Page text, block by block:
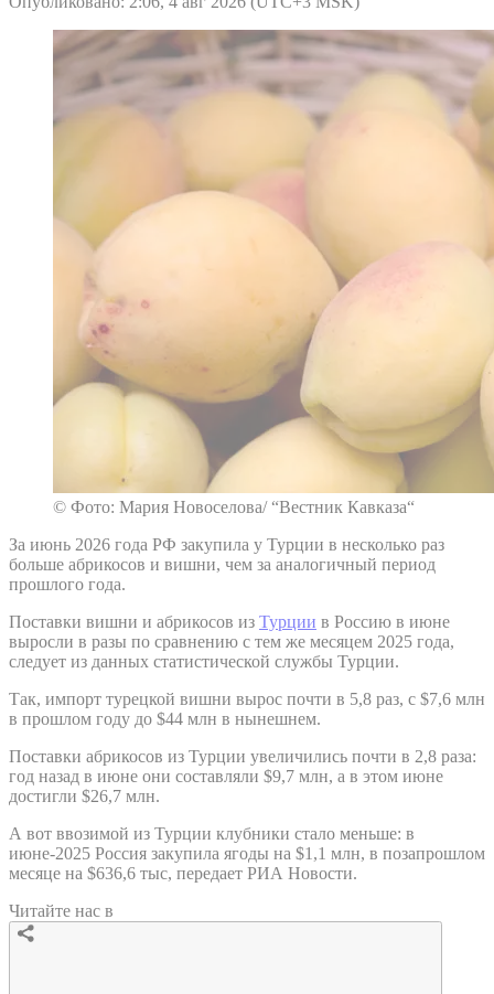
© Фото: Мария Новоселова/ “Вестник Кавказа“
За июнь 2026 года РФ закупила у Турции в несколько раз
больше абрикосов и вишни, чем за аналогичный период
прошлого года.
Поставки вишни и абрикосов из Турции в Россию в июне
выросли в разы по сравнению с тем же месяцем 2025 года,
следует из данных статистической службы Турции.
Так, импорт турецкой вишни вырос почти в 5,8 раз, с $7,6 млн
в прошлом году до $44 млн в нынешнем.
Поставки абрикосов из Турции увеличились почти в 2,8 раза:
год назад в июне они составляли $9,7 млн, а в этом июне
достигли $26,7 млн.
А вот ввозимой из Турции клубники стало меньше: в
июне-2025 Россия закупила ягоды на $1,1 млн, в позапрошлом
месяце на $636,6 тыс, передает РИА Новости.
Читайте нас в